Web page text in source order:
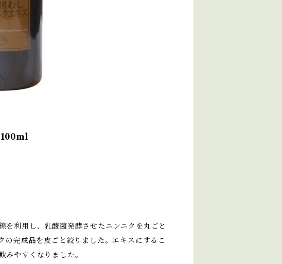
100ml
を利用し、乳酸菌発酵させたニンニクを丸ごと
完成品を皮ごと絞りました。エキスにするこ
みやすくなりました。